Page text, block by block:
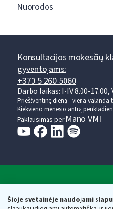
Šioje svetainėje naudojami
Nuorodos
Konsultacijos mokesčių
gyventojams:
+370 5 260 5060
Darbo laikas: I-IV 8.00-17.00,
Prieššventinę dieną - viena valanda
Kiekvieno mėnesio antrą
Paklausimas per Mano VMI
Respublikos finansų